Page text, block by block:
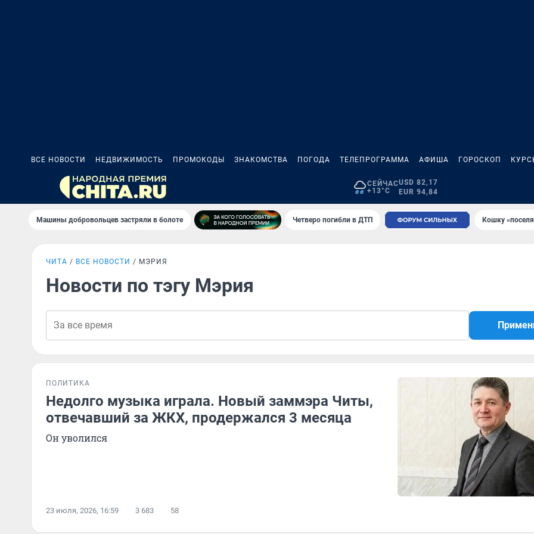
ВСЕ НОВОСТИ НЕДВИЖИМОСТЬ ПРОМОКОДЫ ЗНАКОМСТВА ПОГОДА ТЕЛЕПРОГРАММА АФИША ГОРОСКОП
СЕЙЧАС
+13°C
USD 82,17
EUR 94,84
Машины добровольцев застряли в болоте Четверо погибли в ДТП Кошку
ЧИТА ВСЕ НОВОСТИ МЭРИЯ
Новости по тэгу Мэрия
ПОЛИТИКА
Недолго музыка играла. Новый заммэра Читы,
отвечавший за ЖКХ, продержался 3 месяца
Он уволился
23 июля, 2026, 16:59 3 683 58